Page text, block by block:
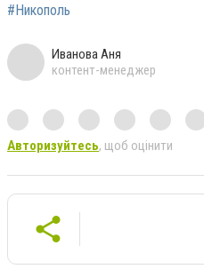
#Никополь
Иванова Аня
контент-менеджер
Авторизуйтесь, щоб оцінити